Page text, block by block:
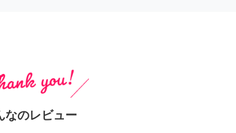
なのレビュー